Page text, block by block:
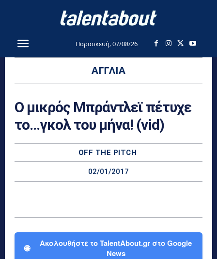
Παρασκευή, 07/08/26
ΑΓΓΛΊΑ
Ο μικρός Μπράντλεϊ πέτυχε
το…γκολ του μήνα! (vid)
OFF THE PITCH
02/01/2017
🌐
Ακολουθήστε το TalentAbout.gr στο Google
News